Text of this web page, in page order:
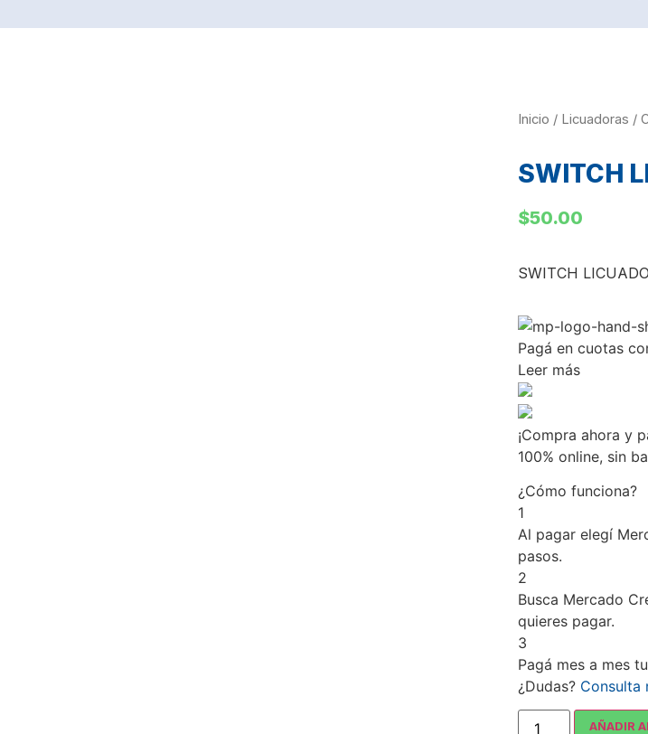
Inicio / Licuadoras /
SWITCH
$50.00
SWITCH
Pagá en cuotas
Leer más
¡Compra ahora y
100% online, sin
¿Cómo funciona?
1
Al pagar elegí
pasos.
2
Busca Mercado
quieres pagar.
3
Pagá mes a mes
¿Dudas? Consulta
AÑADIR